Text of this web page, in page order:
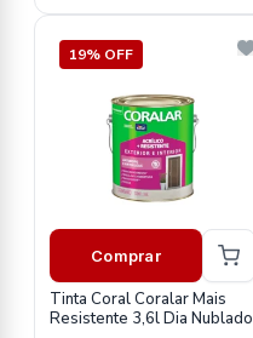
19% OFF
Comprar
Tinta Coral Coralar Mais
Resistente 3,6l Dia Nublado